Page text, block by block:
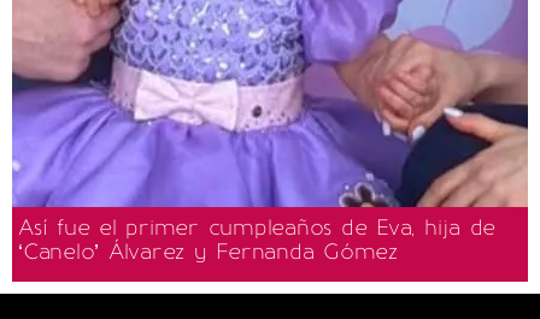
Así fue el primer cumpleaños de Eva, hija de
‘Canelo’ Álvarez y Fernanda Gómez